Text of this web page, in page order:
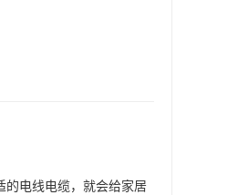
的电线电缆，就会给家居